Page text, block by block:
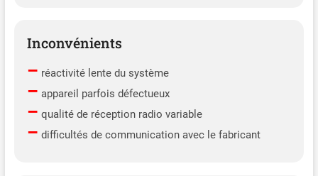
Inconvénients
– réactivité lente du système
– appareil parfois défectueux
– qualité de réception radio variable
– difficultés de communication avec le fabricant